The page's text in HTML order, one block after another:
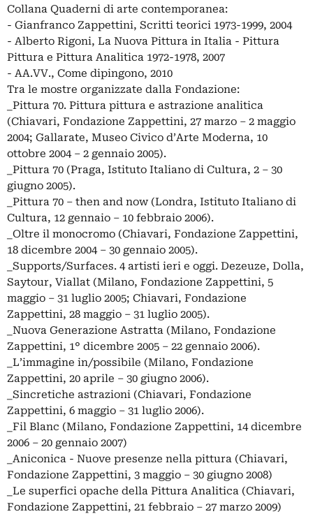
Collana Quaderni di arte contemporanea:
- Gianfranco Zappettini, Scritti teorici 1973-1999, 2004
- Alberto Rigoni, La Nuova Pittura in Italia - Pittura
Pittura e Pittura Analitica 1972-1978, 2007
- AA.VV., Come dipingono, 2010
Tra le mostre organizzate dalla Fondazione:
_Pittura 70. Pittura pittura e astrazione analitica
(Chiavari, Fondazione Zappettini, 27 marzo – 2 maggio
2004; Gallarate, Museo Civico d’Arte Moderna, 10
ottobre 2004 – 2 gennaio 2005).
_Pittura 70 (Praga, Istituto Italiano di Cultura, 2 – 30
giugno 2005).
_Pittura 70 – then and now (Londra, Istituto Italiano di
Cultura, 12 gennaio – 10 febbraio 2006).
_Oltre il monocromo (Chiavari, Fondazione Zappettini,
18 dicembre 2004 – 30 gennaio 2005).
_Supports/Surfaces. 4 artisti ieri e oggi. Dezeuze, Dolla,
Saytour, Viallat (Milano, Fondazione Zappettini, 5
maggio – 31 luglio 2005; Chiavari, Fondazione
Zappettini, 28 maggio – 31 luglio 2005).
_Nuova Generazione Astratta (Milano, Fondazione
Zappettini, 1° dicembre 2005 – 22 gennaio 2006).
_L’immagine in/possibile (Milano, Fondazione
Zappettini, 20 aprile – 30 giugno 2006).
_Sincretiche astrazioni (Chiavari, Fondazione
Zappettini, 6 maggio – 31 luglio 2006).
_Fil Blanc (Milano, Fondazione Zappettini, 14 dicembre
2006 – 20 gennaio 2007)
_Aniconica - Nuove presenze nella pittura (Chiavari,
Fondazione Zappettini, 3 maggio – 30 giugno 2008)
_Le superfici opache della Pittura Analitica (Chiavari,
Fondazione Zappettini, 21 febbraio – 27 marzo 2009)